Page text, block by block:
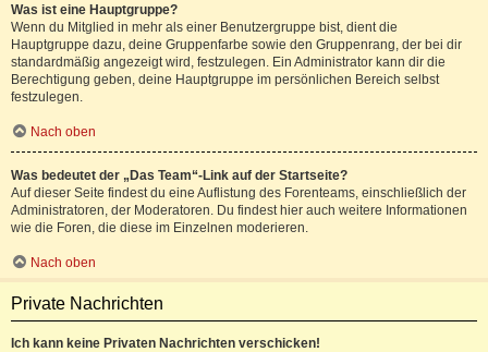
Was ist eine Hauptgruppe?
Wenn du Mitglied in mehr als einer Benutzergruppe bist, dient die
Hauptgruppe dazu, deine Gruppenfarbe sowie den Gruppenrang, der bei dir
standardmäßig angezeigt wird, festzulegen. Ein Administrator kann dir die
Berechtigung geben, deine Hauptgruppe im persönlichen Bereich selbst
festzulegen.
Nach oben
Was bedeutet der „Das Team“-Link auf der Startseite?
Auf dieser Seite findest du eine Auflistung des Forenteams, einschließlich der
Administratoren, der Moderatoren. Du findest hier auch weitere Informationen
wie die Foren, die diese im Einzelnen moderieren.
Nach oben
Private Nachrichten
Ich kann keine Privaten Nachrichten verschicken!